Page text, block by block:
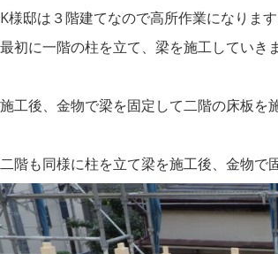
K様邸は３階建てなので高所作業になりま
最初に一階の柱を立て、梁を施工していきま
施工後、金物で梁を固定して二階の床板を
二階も同様に柱を立て梁を施工後、金物で